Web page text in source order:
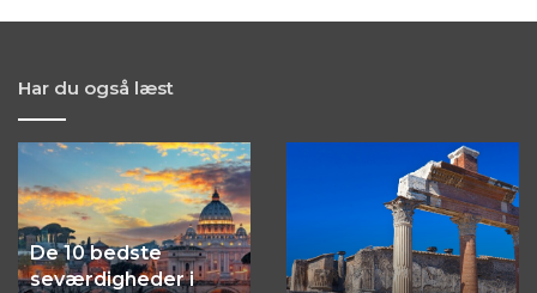
Har du også læst
De
10
bedste
seværdigheder
i
Rom,
De 10 bedste
seværdigheder i
opdaget